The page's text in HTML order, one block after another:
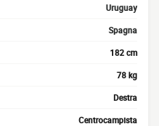
Uruguay
Spagna
182 cm
78 kg
Destra
Centrocampista